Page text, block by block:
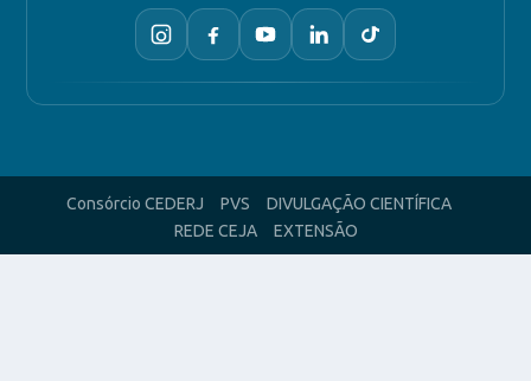
Consórcio CEDERJ PVS
DIVULGAÇÃO CIENTÍFICA
REDE CEJA
EXTENSÃO